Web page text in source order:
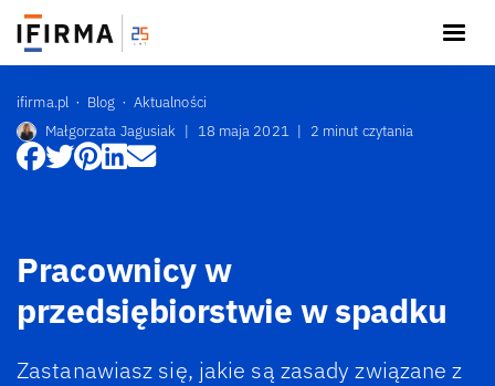
ifirma.pl Blog
Aktualności
Małgorzata Jagusiak | 18 maja 2021 | 2 minut czytania
Pracownicy w
przedsiębiorstwie w spadku
Zastanawiasz się, jakie są zasady związane z